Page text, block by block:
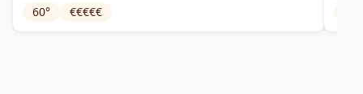
60° €€€€€